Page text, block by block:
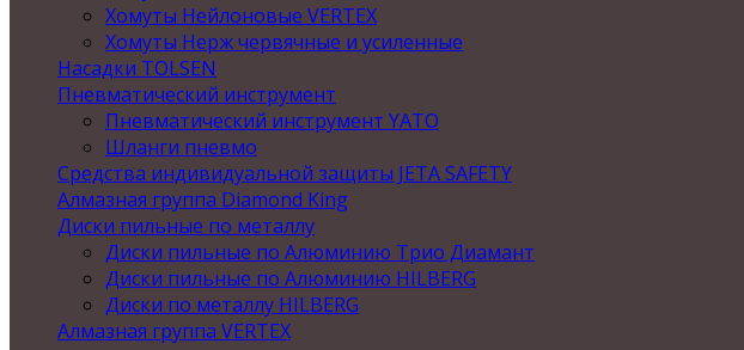
Хомуты Нейлоновые VERTEX
Хомуты Нерж червячные и усиленные
Насадки TOLSEN
Пневматический инструмент
Пневматический инструмент YATO
Шланги пневмо
Средства индивидуальной защиты JETA SAFETY
Алмазная группа Diamond King
Диски пильные по металлу
Диски пильные по Алюминию Трио Диамант
Диски пильные по Алюминию HILBERG
Диски по металлу HILBERG
Алмазная группа VERTEX